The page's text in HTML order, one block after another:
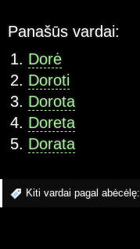
Panašūs vardai:
Dorė
Doroti
Dorota
Doreta
Dorata
Kiti vardai pagal abėcėlę: